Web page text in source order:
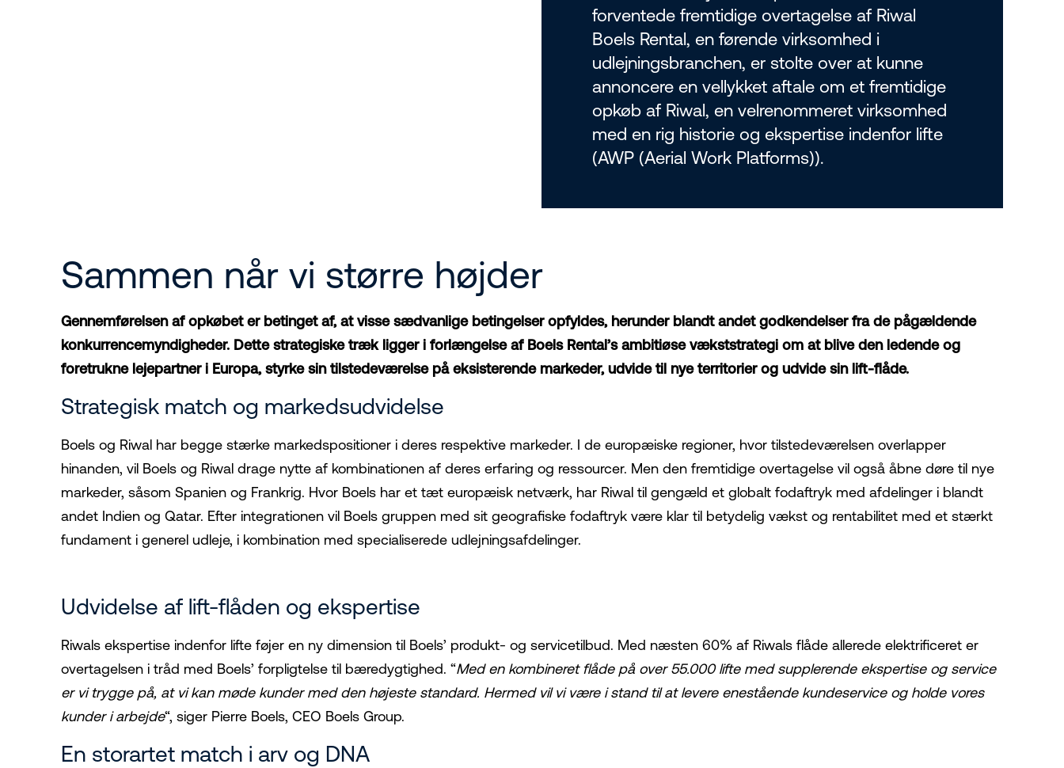
forventede fremtidige overtagelse af Riwal
Boels Rental, en førende virksomhed i
udlejningsbranchen, er stolte over at kunne
annoncere en vellykket aftale om et fremtidige
opkøb af Riwal, en velrenommeret virksomhed
med en rig historie og ekspertise indenfor lifte
(AWP (Aerial Work Platforms)).
Sammen når vi større højder
Gennemførelsen af opkøbet er betinget af, at visse sædvanlige betingelser opfyldes, herunder blandt andet godkendelser fra de pågældende
konkurrencemyndigheder. Dette strategiske træk ligger i forlængelse af Boels Rental’s ambitiøse vækststrategi om at blive den ledende og
foretrukne lejepartner i Europa, styrke sin tilstedeværelse på eksisterende markeder, udvide til nye territorier og udvide sin lift-flåde.
Strategisk match og markedsudvidelse
Boels og Riwal har begge stærke markedspositioner i deres respektive markeder. I de europæiske regioner, hvor tilstedeværelsen overlapper
hinanden, vil Boels og Riwal drage nytte af kombinationen af deres erfaring og ressourcer. Men den fremtidige overtagelse vil også åbne døre til nye
markeder, såsom Spanien og Frankrig. Hvor Boels har et tæt europæisk netværk, har Riwal til gengæld et globalt fodaftryk med afdelinger i blandt
andet Indien og Qatar. Efter integrationen vil Boels gruppen med sit geografiske fodaftryk være klar til betydelig vækst og rentabilitet med et stærkt
fundament i generel udleje, i kombination med specialiserede udlejningsafdelinger.
Udvidelse af lift-flåden og ekspertise
Riwals ekspertise indenfor lifte føjer en ny dimension til Boels’ produkt- og servicetilbud. Med næsten 60% af Riwals flåde allerede elektrificeret er
overtagelsen i tråd med Boels’ forpligtelse til bæredygtighed. “Med en kombineret flåde på over 55.000 lifte med supplerende ekspertise og service
er vi trygge på, at vi kan møde kunder med den højeste standard. Hermed vil vi være i stand til at levere enestående kundeservice og holde vores
kunder i arbejde“, siger Pierre Boels, CEO Boels Group.
En storartet match i arv og DNA